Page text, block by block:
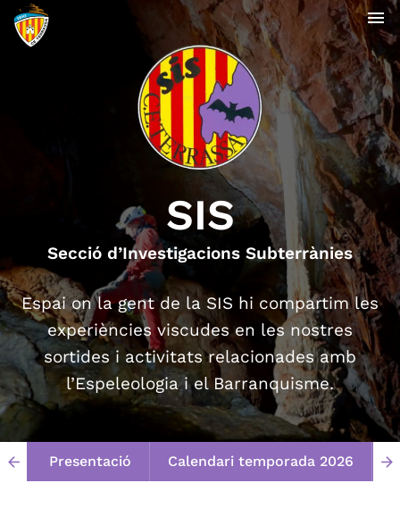
menu
SIS
Secció d’Investigacions Subterrànies
Espai on la gent de la SIS hi compartim les
experiències viscudes en les nostres
sortides i activitats relacionades amb
l’Espeleologia i el Barranquisme.
Presentació Calendari temporada 2026
arrow_back arrow_forward